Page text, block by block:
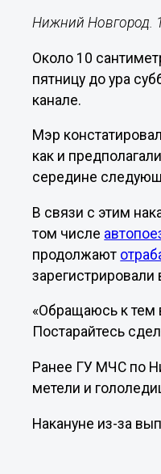
Нижний Новгород.
Около 10
пятницу до ура
канале.
Мэр
как и
середине
В связи с этим
том числе
продолжают
«Обращаюсь к тем
Постарайтесь
Ранее ГУ МЧС по
метели и
Накануне из-за